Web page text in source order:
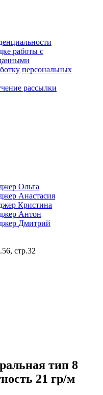
работы с
персональных
рассылки
Ольга
Анастасия
Кристина
Антон
Дмитрий
стр.32
тип 8
21 гр/м